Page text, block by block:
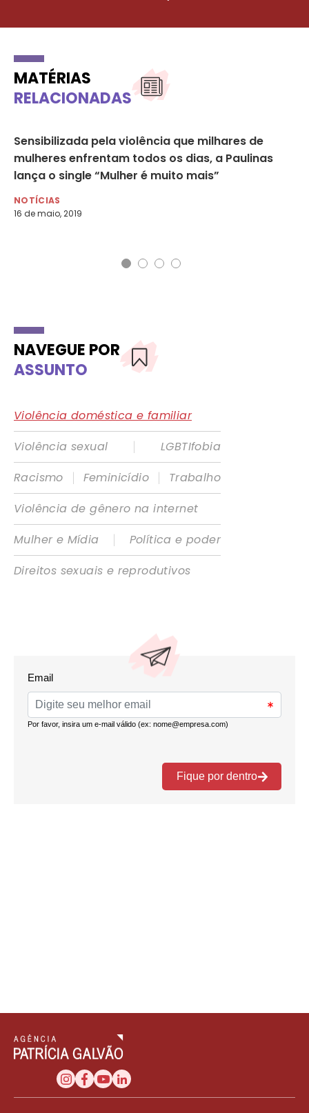
MATÉRIAS
RELACIONADAS
Sensibilizada pela violência que milhares de
mulheres enfrentam todos os dias, a Paulinas
lança o single “Mulher é muito mais”
NOTÍCIAS
16 de maio, 2019
NAVEGUE POR
ASSUNTO
Violência doméstica e familiar
Violência sexual
|
LGBTIfobia
Racismo
| Feminicídio |
Trabalho
Violência de gênero na internet
Mulher e Mídia
|
Política e poder
Direitos sexuais e reprodutivos